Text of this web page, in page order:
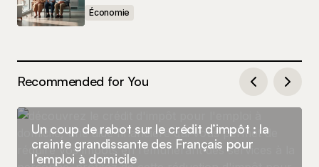
Économie
Recommended for You
Un coup de rabot sur le crédit d’impôt : la
crainte grandissante des Français pour
l’emploi à domicile